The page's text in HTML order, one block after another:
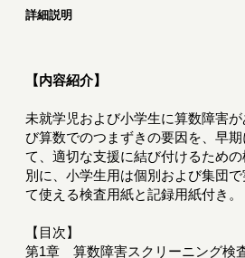
詳細説明
【内容紹介】
未就学児および小学生に算数障害
び算数でのつまずきの要因を、早
て、適切な支援に結び付けるため
別に、小学生用は個別および集団
て使える検査用紙と記録用紙付き。
【目次】
第1章 算数障害スクリーニング検